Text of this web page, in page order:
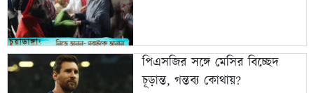
পিএসজির সঙ্গে মেসির বিচ্ছেদ
চূড়ান্ত, গন্তব্য কোথায়?